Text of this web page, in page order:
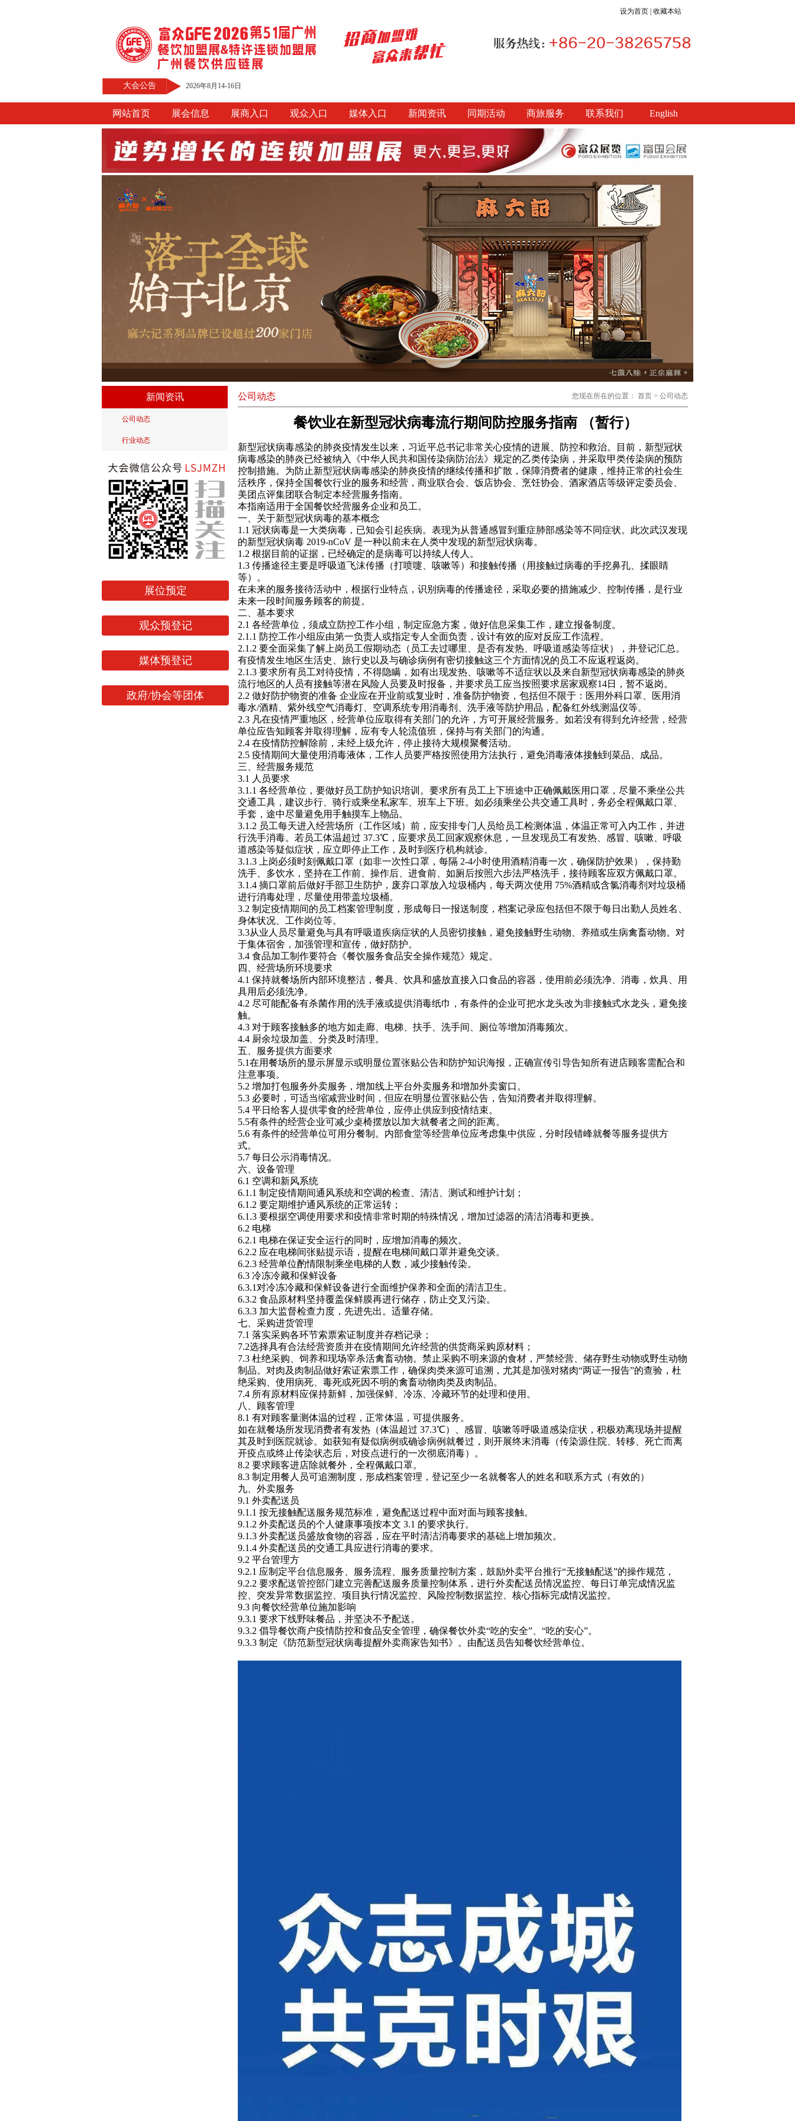
设为首页 收藏本站
大会公告 2026年8月14-16日
网站首页 展会信息 展商入口 观众入口 媒体入口 新闻资讯 同期活动 商旅服务 联系我们 English
新闻资讯
公司动态
行业动态
展位预定
观众预登记
媒体预登记
政府/协会等团体
您现在所在的位置： 首页 > 公司动态
公司动态
餐饮业在新型冠状病毒流行期间防控服务指南 （暂行）
新型冠状病毒感染的肺炎疫情发生以来，习近平总书记非常关心疫情的进展、防控和救治。目前，新型冠状
病毒感染的肺炎已经被纳入《中华人民共和国传染病防治法》规定的乙类传染病，并采取甲类传染病的预防
控制措施。为防止新型冠状病毒感染的肺炎疫情的继续传播和扩散，保障消费者的健康，维持正常的社会生
活秩序，保持全国餐饮行业的服务和经营，商业联合会、饭店协会、烹饪协会、酒家酒店等级评定委员会、
美团点评集团联合制定本经营服务指南。
本指南适用于全国餐饮经营服务企业和员工。
一、关于新型冠状病毒的基本概念
1.1 冠状病毒是一大类病毒，已知会引起疾病。表现为从普通感冒到重症肺部感染等不同症状。此次武汉发现
的新型冠状病毒 2019-nCoV 是一种以前未在人类中发现的新型冠状病毒。
1.2 根据目前的证据，已经确定的是病毒可以持续人传人。
1.3 传播途径主要是呼吸道飞沫传播（打喷嚏、咳嗽等）和接触传播（用接触过病毒的手挖鼻孔、揉眼睛
等）。
在未来的服务接待活动中，根据行业特点，识别病毒的传播途径，采取必要的措施减少、控制传播，是行业
未来一段时间服务顾客的前提。
二、基本要求
2.1 各经营单位，须成立防控工作小组，制定应急方案，做好信息采集工作，建立报备制度。
2.1.1 防控工作小组应由第一负责人或指定专人全面负责，设计有效的应对反应工作流程。
2.1.2 要全面采集了解上岗员工假期动态（员工去过哪里、是否有发热、呼吸道感染等症状），并登记汇总。
有疫情发生地区生活史、旅行史以及与确诊病例有密切接触这三个方面情况的员工不应返程返岗。
2.1.3 要求所有员工对待疫情，不得隐瞒，如有出现发热、咳嗽等不适症状以及来自新型冠状病毒感染的肺炎
流行地区的人员有接触等潜在风险人员要及时报备，并要求员工应当按照要求居家观察14日，暂不返岗。
2.2 做好防护物资的准备 企业应在开业前或复业时，准备防护物资，包括但不限于：医用外科口罩、医用消
毒水/酒精、紫外线空气消毒灯、空调系统专用消毒剂、洗手液等防护用品，配备红外线测温仪等。
2.3 凡在疫情严重地区，经营单位应取得有关部门的允许，方可开展经营服务。如若没有得到允许经营，经营
单位应告知顾客并取得理解，应有专人轮流值班，保持与有关部门的沟通。
2.4 在疫情防控解除前，未经上级允许，停止接待大规模聚餐活动。
2.5 疫情期间大量使用消毒液体，工作人员要严格按照使用方法执行，避免消毒液体接触到菜品、成品。
三、经营服务规范
3.1 人员要求
3.1.1 各经营单位，要做好员工防护知识培训。要求所有员工上下班途中正确佩戴医用口罩，尽量不乘坐公共
交通工具，建议步行、骑行或乘坐私家车、班车上下班。如必须乘坐公共交通工具时，务必全程佩戴口罩、
手套，途中尽量避免用手触摸车上物品。
3.1.2 员工每天进入经营场所（工作区域）前，应安排专门人员给员工检测体温，体温正常可入内工作，并进
行洗手消毒。若员工体温超过 37.3℃，应要求员工回家观察休息，一旦发现员工有发热、感冒、咳嗽、呼吸
道感染等疑似症状，应立即停止工作，及时到医疗机构就诊。
3.1.3 上岗必须时刻佩戴口罩（如非一次性口罩，每隔 2-4小时使用酒精消毒一次，确保防护效果），保持勤
洗手、多饮水，坚持在工作前、操作后、进食前、如厕后按照六步法严格洗手，接待顾客应双方佩戴口罩。
3.1.4 摘口罩前后做好手部卫生防护，废弃口罩放入垃圾桶内，每天两次使用 75%酒精或含氯消毒剂对垃圾桶
进行消毒处理，尽量使用带盖垃圾桶。
3.2 制定疫情期间的员工档案管理制度，形成每日一报送制度，档案记录应包括但不限于每日出勤人员姓名、
身体状况、工作岗位等。
3.3从业人员尽量避免与具有呼吸道疾病症状的人员密切接触，避免接触野生动物、养殖或生病禽畜动物。对
于集体宿舍，加强管理和宣传，做好防护。
3.4 食品加工制作要符合《餐饮服务食品安全操作规范》规定。
四、经营场所环境要求
4.1 保持就餐场所内部环境整洁，餐具、饮具和盛放直接入口食品的容器，使用前必须洗净、消毒，炊具、用
具用后必须洗净。
4.2 尽可能配备有杀菌作用的洗手液或提供消毒纸巾，有条件的企业可把水龙头改为非接触式水龙头，避免接
触。
4.3 对于顾客接触多的地方如走廊、电梯、扶手、洗手间、厕位等增加消毒频次。
4.4 厨余垃圾加盖、分类及时清理。
五、服务提供方面要求
5.1在用餐场所的显示屏显示或明显位置张贴公告和防护知识海报，正确宣传引导告知所有进店顾客需配合和
注意事项。
5.2 增加打包服务外卖服务，增加线上平台外卖服务和增加外卖窗口。
5.3 必要时，可适当缩减营业时间，但应在明显位置张贴公告，告知消费者并取得理解。
5.4 平日给客人提供零食的经营单位，应停止供应到疫情结束。
5.5有条件的经营企业可减少桌椅摆放以加大就餐者之间的距离。
5.6 有条件的经营单位可用分餐制。内部食堂等经营单位应考虑集中供应，分时段错峰就餐等服务提供方
式。
5.7 每日公示消毒情况。
六、设备管理
6.1 空调和新风系统
6.1.1 制定疫情期间通风系统和空调的检查、清洁、测试和维护计划；
6.1.2 要定期维护通风系统的正常运转；
6.1.3 要根据空调使用要求和疫情非常时期的特殊情况，增加过滤器的清洁消毒和更换。
6.2 电梯
6.2.1 电梯在保证安全运行的同时，应增加消毒的频次。
6.2.2 应在电梯间张贴提示语，提醒在电梯间戴口罩并避免交谈。
6.2.3 经营单位酌情限制乘坐电梯的人数，减少接触传染。
6.3 冷冻冷藏和保鲜设备
6.3.1对冷冻冷藏和保鲜设备进行全面维护保养和全面的清洁卫生。
6.3.2 食品原材料坚持覆盖保鲜膜再进行储存，防止交叉污染。
6.3.3 加大监督检查力度，先进先出。适量存储。
七、采购进货管理
7.1 落实采购各环节索票索证制度并存档记录；
7.2选择具有合法经营资质并在疫情期间允许经营的供货商采购原材料；
7.3 杜绝采购、饲养和现场宰杀活禽畜动物。禁止采购不明来源的食材，严禁经营、储存野生动物或野生动物
制品。对肉及肉制品做好索证索票工作，确保肉类来源可追溯，尤其是加强对猪肉“两证一报告”的查验，杜
绝采购、使用病死、毒死或死因不明的禽畜动物肉类及肉制品。
7.4 所有原材料应保持新鲜，加强保鲜、冷冻、冷藏环节的处理和使用。
八、顾客管理
8.1 有对顾客量测体温的过程，正常体温，可提供服务。
如在就餐场所发现消费者有发热（体温超过 37.3℃）、感冒、咳嗽等呼吸道感染症状，积极劝离现场并提醒
其及时到医院就诊。如获知有疑似病例或确诊病例就餐过，则开展终末消毒（传染源住院、转移、死亡而离
开疫点或终止传染状态后，对疫点进行的一次彻底消毒）。
8.2 要求顾客进店除就餐外，全程佩戴口罩。
8.3 制定用餐人员可追溯制度，形成档案管理，登记至少一名就餐客人的姓名和联系方式（有效的）
九、外卖服务
9.1 外卖配送员
9.1.1 按无接触配送服务规范标准，避免配送过程中面对面与顾客接触。
9.1.2 外卖配送员的个人健康事项按本文 3.1 的要求执行。
9.1.3 外卖配送员盛放食物的容器，应在平时清洁消毒要求的基础上增加频次。
9.1.4 外卖配送员的交通工具应进行消毒的要求。
9.2 平台管理方
9.2.1 应制定平台信息服务、服务流程、服务质量控制方案，鼓励外卖平台推行“无接触配送”的操作规范，
9.2.2 要求配送管控部门建立完善配送服务质量控制体系，进行外卖配送员情况监控、每日订单完成情况监
控、突发异常数据监控、项目执行情况监控、风险控制数据监控、核心指标完成情况监控。
9.3 向餐饮经营单位施加影响
9.3.1 要求下线野味餐品，并坚决不予配送。
9.3.2 倡导餐饮商户疫情防控和食品安全管理，确保餐饮外卖“吃的安全”、“吃的安心”。
9.3.3 制定《防范新型冠状病毒提醒外卖商家告知书》。由配送员告知餐饮经营单位。